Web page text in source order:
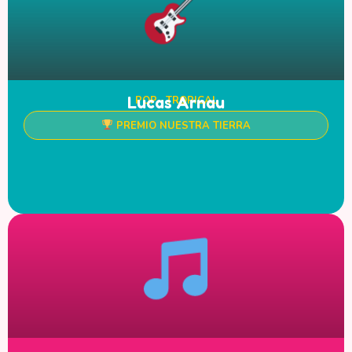
POP · TROPICAL
Lucas Arnau
PREMIO NUESTRA TIERRA